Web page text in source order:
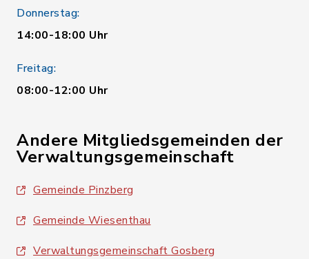
Donnerstag:
14:00-18:00 Uhr
Freitag:
08:00-12:00 Uhr
Andere Mitgliedsgemeinden der
Verwaltungsgemeinschaft
Gemeinde Pinzberg
Gemeinde Wiesenthau
Verwaltungsgemeinschaft Gosberg